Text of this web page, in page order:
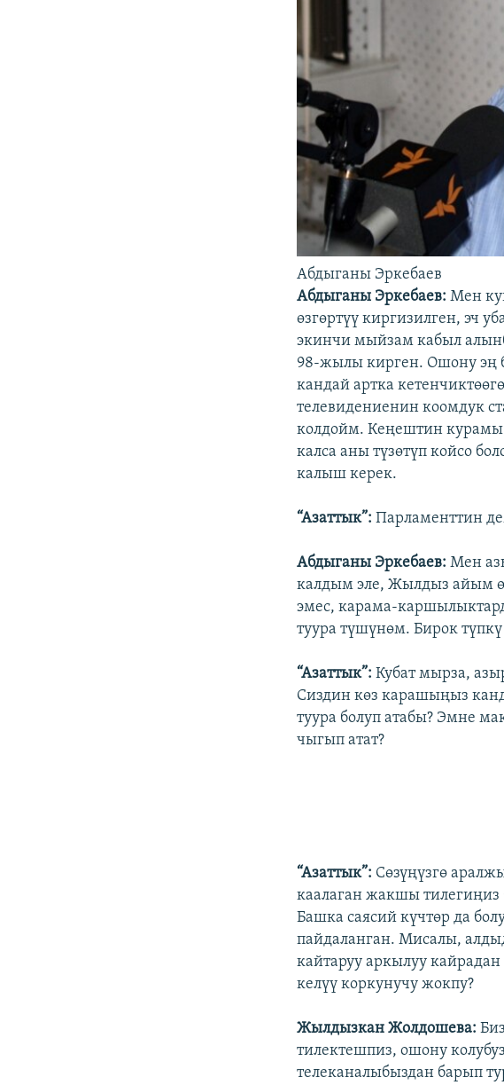
Абдыганы Эркебаев
Абдыганы Эркебаев:Мен
өзгөртүү киргизилген, эч
экинчи мыйзам кабыл
98-жылы кирген. Ошону эң
кандай артка
телевидениенин коомдук
колдойм. Кеңештин курамы
калса аны түзөтүп койсо
калыш керек.
“Азаттык”:Парламенттин
Абдыганы Эркебаев:Мен
калдым эле, Жылдыз айым
эмес, карама-
туура түшүнөм. Бирок
“Азаттык”:Кубат мырза,
Сиздин көз карашыңыз
туура болуп атабы? Эмне
чыгып атат?
“Азаттык”: Сөзүңүзгө
каалаган жакшы тилегиңиз
Башка саясий күчтөр да
пайдаланган. Мисалы,
кайтаруу аркылуу
келүү коркунучу жокпу?
Жылдызкан Жолдошева:
тилектешпиз, ошону
телеканалыбыздан барып